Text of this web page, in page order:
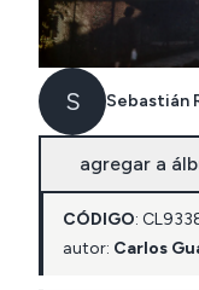
S Sebastián
agregar a
CÓDIGO: CL
autor: Carlos